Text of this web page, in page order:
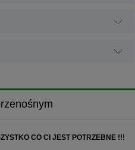
CO CI JEST POTRZEBNE !!!